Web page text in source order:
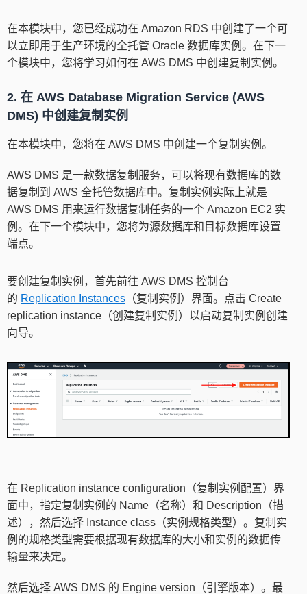
在本模块中，您已经成功在 Amazon RDS 中创建了一个可
以立即用于生产环境的全托管 Oracle 数据库实例。在下一
个模块中，您将学习如何在 AWS DMS 中创建复制实例。
2. 在 AWS Database Migration Service (AWS
DMS) 中创建复制实例
在本模块中，您将在 AWS DMS 中创建一个复制实例。
AWS DMS 是一款数据复制服务，可以将现有数据库的数
据复制到 AWS 全托管数据库中。复制实例实际上就是
AWS DMS 用来运行数据复制任务的一个 Amazon EC2 实
例。在下一个模块中，您将为源数据库和目标数据库设置
端点。
要创建复制实例，首先前往 AWS DMS 控制台
的 Replication Instances （复制实例）界面。点击 Create
replication instance（创建复制实例）以启动复制实例创建
向导。
在 Replication instance configuration（复制实例配置）界
面中，指定复制实例的 Name（名称）和 Description（描
述），然后选择 Instance class（实例规格类型）。复制实
例的规格类型需要根据现有数据库的大小和实例的数据传
输量来决定。
然后选择 AWS DMS 的 Engine version（引擎版本）。最